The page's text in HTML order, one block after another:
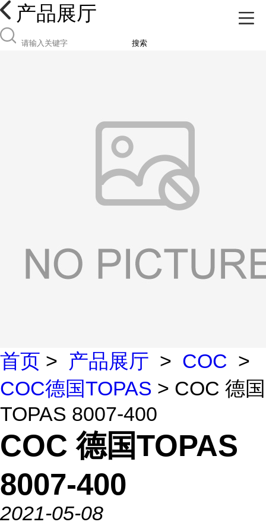
产品展厅
搜索
首页 > 产品展厅 > COC >
COC德国TOPAS > COC 德国
TOPAS 8007-400
COC 德国TOPAS
8007-400
2021-05-08